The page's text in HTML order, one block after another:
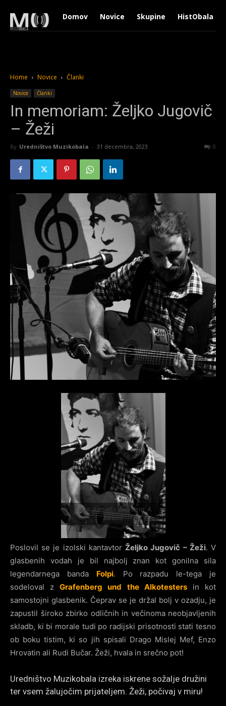
Domov Novice Skupine HistObala
Home Novice Članki
Novice Članki
In memoriam: Željko Jugovič
– Žeži
By Uredništvo Muzikobala - 31 decembra, 2023 0
Željko Jugovič – Žeži (foto: A.
Bancic)
Poslovil se je izolski kantavtorŽeljko Jugovič – Žeži. V
glasbenih vodah je bil najbolj znan kot gonilna sila
legendarnega banda Folpi. Po razpadu le-tega je
sodeloval zGrafenberg und the Alkotestersin kot
samostojni glasbenik. Čeprav se je držal bolj v ozadju, je
zapustil široko zbirko odličnih in večinoma neobjavljenih
skladb, ki bi morale tudi po radijski prisotnosti stati tesno
ob boku tistim, ki so jih spisali Drago Mislej Mef, Enzo
Hrovatin ali Rudi Bučar. Žeži, hvala in srečno pot!
Uredništvo Muzikobala izreka iskrene sožalje družini
ter vsem žalujočim prijateljem. Žeži, počivaj v miru!